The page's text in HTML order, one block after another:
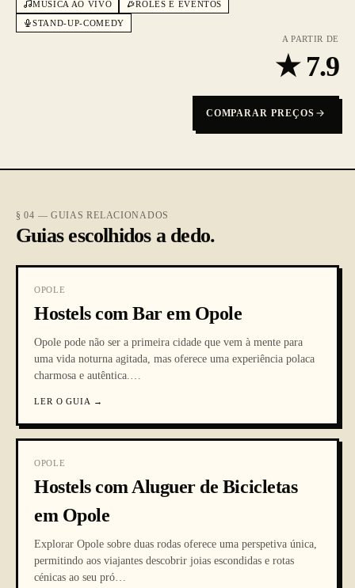
MÚSICA AO VIVO
ROLÊS E EVENTOS
STAND-UP-COMEDY
A PARTIR DE
★ 7.9
COMPARAR PREÇOS
§ 04 — GUIAS RELACIONADOS
Guias escolhidos a dedo.
OPOLE
Hostels com Bar em Opole
Opole pode não ser a primeira cidade que vem à mente para
uma vida noturna agitada, mas oferece uma experiência polaca
charmosa e autêntica.…
LER O GUIA →
OPOLE
Hostels com Aluguer de Bicicletas
em Opole
Explorar Opole sobre duas rodas oferece uma perspetiva única,
permitindo aos viajantes descobrir joias escondidas e rotas
cénicas ao seu pró…